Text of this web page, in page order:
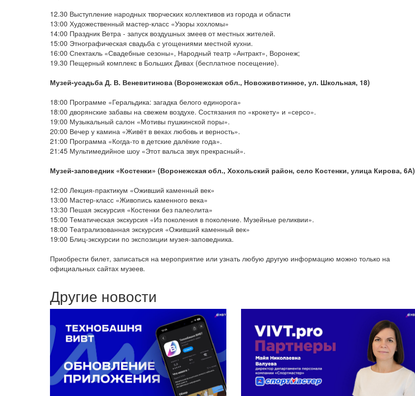
12.30 Выступление народных творческих коллективов из города и области
13:00 Художественный мастер-класс «Узоры хохломы»
14:00 Праздник Ветра - запуск воздушных змеев от местных жителей.
15:00 Этнографическая свадьба с угощениями местной кухни.
16:00 Спектакль «Свадебные сезоны», Народный театр «Антракт», Воронеж;
19.30 Пещерный комплекс в Больших Дивах (бесплатное посещение).
Музей-усадьба Д. В. Веневитинова (Воронежская обл., Новоживотинное, ул. Школьная, 18)
18:00 Программе «Геральдика: загадка белого единорога»
18:00 дворянские забавы на свежем воздухе. Состязания по «крокету» и «серсо».
19:00 Музыкальный салон «Мотивы пушкинской поры».
20:00 Вечер у камина «Живёт в веках любовь и верность».
21:00 Программа «Когда-то в детские далёкие года».
21:45 Мультимедийное шоу «Этот вальса звук прекрасный».
Музей-заповедник «Костенки» (Воронежская обл., Хохольский район, село Костенки, улица Кирова, 6А)
12:00 Лекция-практикум «Оживший каменный век»
13:00 Мастер-класс «Живопись каменного века»
13:30 Пешая экскурсия «Костенки без палеолита»
15:00 Тематическая экскурсия «Из поколения в поколение. Музейные реликвии».
18:00 Театрализованная экскурсия «Оживший каменный век»
19:00 Блиц-экскурсии по экспозиции музея-заповедника.
Приобрести билет, записаться на мероприятие или узнать любую другую информацию можно только на
официальных сайтах музеев.
Другие новости